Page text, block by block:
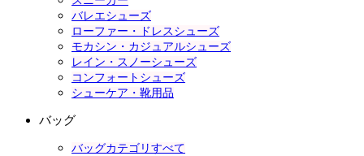
バレエシューズ
ローファー・ドレスシューズ
モカシン・カジュアルシューズ
レイン・スノーシューズ
コンフォートシューズ
シューケア・靴用品
バッグ
バッグカテゴリすべて